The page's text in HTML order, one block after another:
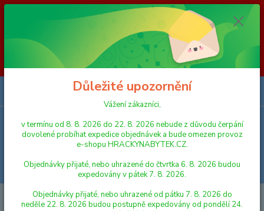
Vážení zákazníci, v termínu od 8. 8. 2026 do 23. 8. 2026 nebude z
důvodu čerpání dovolené probíhat expedice objednávek a bude omezen
provoz e-shopu HRACKYNABYTEK.CZ. Objednávky přijaté, nebo
uhrazené do čtvrtka 6. 8. 2026 budou expedovány v pátek 7. 8. 2026.
Objednávky přijaté, nebo uhrazené od pátku 7. 8. 2026 do neděle 23. 8.
2026 budou postupně expedovány od pondělí 24. 8. 2026. Děkujeme za
pochopení HRACKYNABYTEK.CZ
Menu
Hledat
PRO NEJMENŠÍ Směr Plavací sada zvířátka do vany 5 ks
Důležité upozornění
Vážení zákazníci,
v termínu od 8. 8. 2026 do 22. 8. 2026 nebude z důvodu čerpání
dovolené probíhat expedice objednávek a bude omezen provoz
e-shopu HRACKYNABYTEK.CZ.
Objednávky přijaté, nebo uhrazené do čtvrtka 6. 8. 2026 budou
expedovány v pátek 7. 8. 2026.
Objednávky přijaté, nebo uhrazené od pátku 7. 8. 2026 do
neděle 22. 8. 2026 budou postupně expedovány od pondělí 24.